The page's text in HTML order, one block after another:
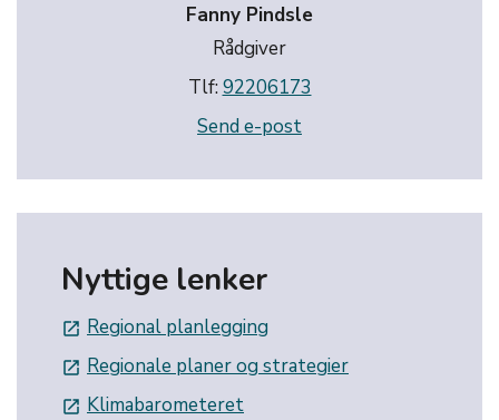
Fanny Pindsle
Rådgiver
Tlf: 92206173
Send e-post
Nyttige lenker
launch Regional planlegging
launch Regionale planer og strategier
launch Klimabarometeret